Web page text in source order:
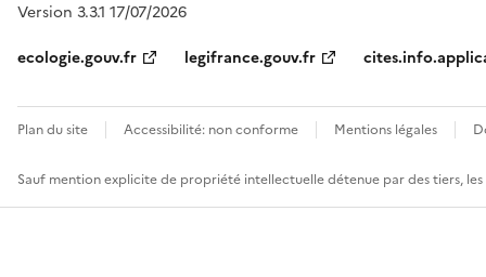
Version 3.3.1 17/07/2026
ecologie.gouv.fr
legifrance.gouv.fr
Plan du site Accessibilité: non conforme Mentions légales
Sauf mention explicite de propriété intellectuelle détenue par des tiers,